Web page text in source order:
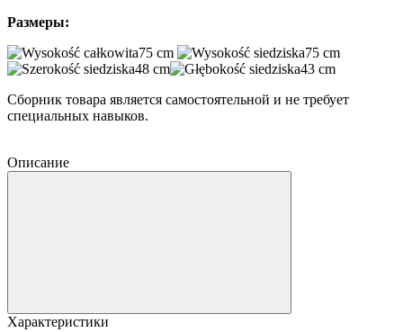
Размеры:
75 cm
75 cm
48 cm
43 cm
Сборник товара является самостоятельной и не требует
специальных навыков.
Описание
Характеристики